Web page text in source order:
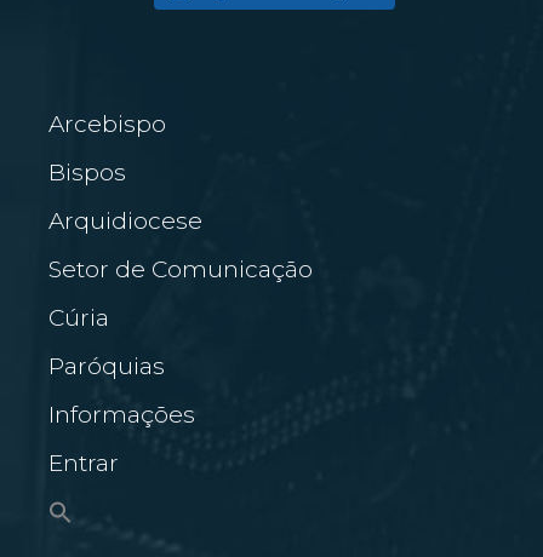
Arcebispo
Bispos
Arquidiocese
Setor de Comunicação
Cúria
Paróquias
Informações
Entrar